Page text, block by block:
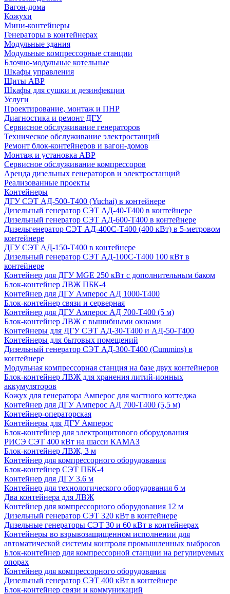
Вагон-дома
Кожухи
Мини-контейнеры
Генераторы в контейнерах
Модульные здания
Модульные компрессорные станции
Блочно-модульные котельные
Шкафы управления
Щиты АВР
Шкафы для сушки и дезинфекции
Услуги
Проектирование, монтаж и ПНР
Диагностика и ремонт ДГУ
Сервисное обслуживание генераторов
Техническое обслуживание электростанций
Ремонт блок-контейнеров и вагон-домов
Монтаж и установка АВР
Сервисное обслуживание компрессоров
Аренда дизельных генераторов и электростанций
Реализованные проекты
Контейнеры
ДГУ СЭТ АД-500-Т400 (Yuchai) в контейнере
Дизельный генератор СЭТ АД-40-Т400 в контейнере
Дизельный генератор СЭТ АД-600-Т400 в контейнере
Дизельгенератор СЭТ АД-400С-Т400 (400 кВт) в 5-метровом
контейнере
ДГУ СЭТ АД-150-Т400 в контейнере
Дизельный генератор СЭТ АД-100С-Т400 100 кВт в
контейнере
Контейнер для ДГУ MGE 250 кВт с дополнительным баком
Блок-контейнер ЛВЖ ПБК-4
Контейнер для ДГУ Амперос АД 1000-Т400
Блок-контейнер связи и серверная
Контейнер для ДГУ Амперос АД 700-Т400 (5 м)
Блок-контейнер ЛВЖ с вышибными окнами
Контейнеры для ДГУ СЭТ АД-30-Т400 и АД-50-Т400
Контейнеры для бытовых помещений
Дизельный генератор СЭТ АД-300-Т400 (Cummins) в
контейнере
Модульная компрессорная станция на базе двух контейнеров
Блок-контейнер ЛВЖ для хранения литий-ионных
аккумуляторов
Кожух для генератора Амперос для частного коттеджа
Контейнер для ДГУ Амперос АД 700-Т400 (5,5 м)
Контейнер-операторская
Контейнеры для ДГУ Амперос
Блок-контейнер для электрощитового оборудования
РИСЭ СЭТ 400 кВт на шасси КАМАЗ
Блок-контейнер ЛВЖ, 3 м
Контейнер для компрессорного оборудования
Блок-контейнер СЭТ ПБК-4
Контейнер для ДГУ 3.6 м
Контейнер для технологического оборудования 6 м
Два контейнера для ЛВЖ
Контейнер для компрессорного оборудования 12 м
Дизельный генератор СЭТ 320 кВт в контейнере
Дизельные генераторы СЭТ 30 и 60 кВт в контейнерах
Контейнеры во взрывозащищенном исполнении для
автоматической системы контроля промышленных выбросов
Блок-контейнер для компрессорной станции на регулируемых
опорах
Контейнер для компрессорного оборудования
Дизельный генератор СЭТ 400 кВт в контейнере
Блок-контейнер связи и коммуникаций